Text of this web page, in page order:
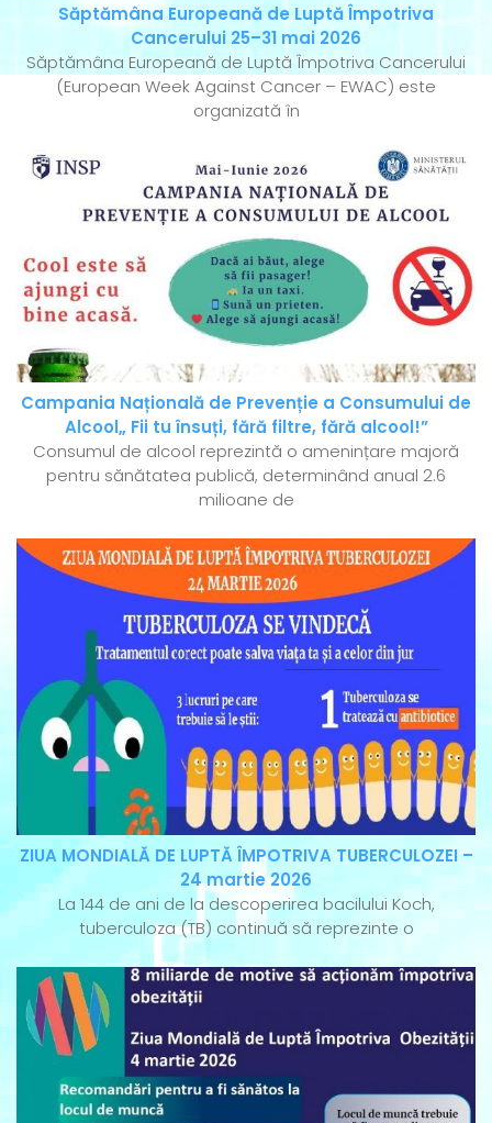
Săptămâna Europeană de Luptă Împotriva
Cancerului 25–31 mai 2026
Săptămâna Europeană de Luptă Împotriva Cancerului
(European Week Against Cancer – EWAC) este
organizată în
Campania Națională de Prevenție a Consumului de
Alcool„ Fii tu însuți, fără filtre, fără alcool!”
Consumul de alcool reprezintă o amenințare majoră
pentru sănătatea publică, determinând anual 2.6
milioane de
ZIUA MONDIALĂ DE LUPTĂ ÎMPOTRIVA TUBERCULOZEI –
24 martie 2026
La 144 de ani de la descoperirea bacilului Koch,
tuberculoza (TB) continuă să reprezinte o